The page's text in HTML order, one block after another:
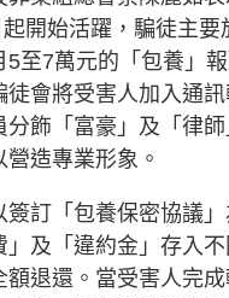
開始活躍，騙徒主要
5至7萬元的「包養」
徒會將受害人加入通
分飾「富豪」及「律
造專業形象。
簽訂「包養保密協議
及「違約金」存入不
額退還。當受害人完